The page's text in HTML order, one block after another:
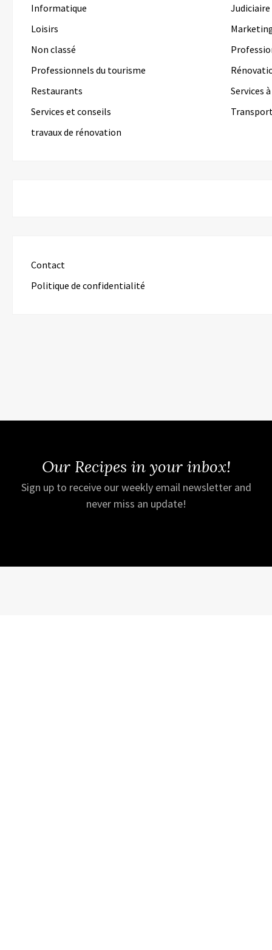
Informatique
Judiciaire
Loisirs
Non classé
Professionnels du tourisme
Restaurants
Services
Services et conseils
travaux de rénovation
Contact
Politique de confidentialité
Our Recipes in your inbox!
Sign up to receive our weekly email newsletter and
never miss an update!